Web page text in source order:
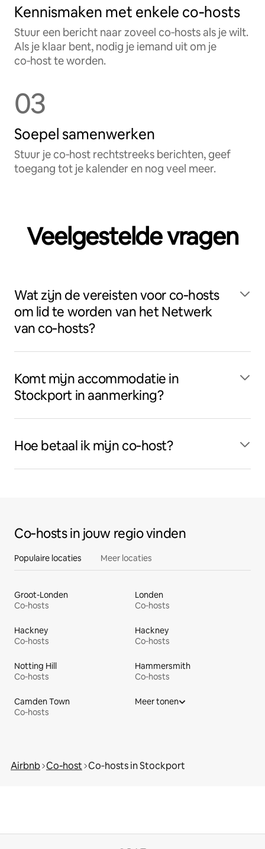
Kennismaken met enkele co‑hosts
Stuur een bericht naar zoveel co‑hosts als je wilt.
Als je klaar bent, nodig je iemand uit om je
co‑host te worden.
03
Soepel samenwerken
Stuur je co‑host rechtstreeks berichten, geef
toegang tot je kalender en nog veel meer.
Veelgestelde vragen
Wat zijn de vereisten voor co‑hosts
om lid te worden van het Netwerk
van co‑hosts?
Komt mijn accommodatie in
Stockport in aanmerking?
Hoe betaal ik mijn co‑host?
Co‑hosts in jouw regio vinden
Populaire locaties Meer locaties
Groot-Londen
Co‑hosts
Londen
Co‑hosts
Hackney
Co‑hosts
Hackney
Co‑hosts
Notting Hill
Co‑hosts
Hammersmith
Co‑hosts
Camden Town
Co‑hosts
Meer tonen
Airbnb Co‑host Co‑hosts in Stockport